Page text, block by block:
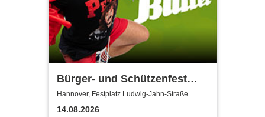
Bürger- und Schützenfest
Misburg
Hannover, Festplatz Ludwig-Jahn-Straße
14.08.2026